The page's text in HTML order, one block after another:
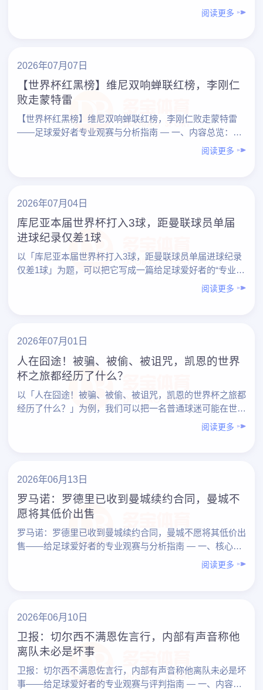
论：这场比赛对足球爱好者意味着什么？ – 维尼修斯……
阅读更多
2026年07月07日
【世界杯红黑榜】维尼双响蝉联红榜，李刚仁
败走蒙特雷
【世界杯红黑榜】维尼双响蝉联红榜，李刚仁败走蒙特雷
——足球爱好者专业观赛与分析指南 — 一、内容总览：从
一则“红黑榜”看懂世界杯观赛门道 以「【世界杯红黑榜】
阅读更多
2026年07月04日
库尼亚本届世界杯打入3球，距曼联球员单届
进球纪录仅差1球
以「库尼亚本届世界杯打入3球，距曼联球员单届进球纪录
仅差1球」为题，可以把它写成一篇给足球爱好者的“专业观
赛与分析指南”：既谈数据与纪录，也教你如何用更专业的
阅读更多
2026年07月01日
人在囧途！被骗、被偷、被诅咒，凯恩的世界
杯之旅都经历了什么？
以「人在囧途！被骗、被偷、被诅咒，凯恩的世界杯之旅都
经历了什么？」为例，我们可以把一名普通球迷可能在世界
杯之旅中遇到的“囧事”，系统地拆开来看：行程被坑、财物
阅读更多
2026年06月13日
罗马诺：罗德里已收到曼城续约合同，曼城不
愿将其低价出售
罗马诺：罗德里已收到曼城续约合同，曼城不愿将其低价出
售——给足球爱好者的专业观赛与分析指南 — 一、核心结
论先看：这条新闻到底说明了什么？ 围绕“罗马诺：罗
阅读更多
2026年06月10日
卫报：切尔西不满恩佐言行，内部有声音称他
离队未必是坏事
卫报：切尔西不满恩佐言行，内部有声音称他离队未必是坏
事——给足球爱好者的专业观赛与评判指南 — 一、内容总